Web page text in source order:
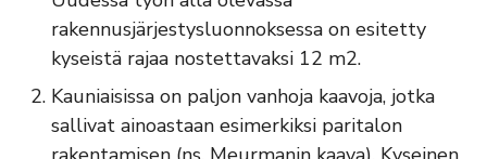
rakennusjärjestysluonnoksessa on esitetty
kyseistä rajaa nostettavaksi 12 m2.
Kauniaisissa on paljon vanhoja kaavoja, jotka
sallivat ainoastaan esimerkiksi paritalon